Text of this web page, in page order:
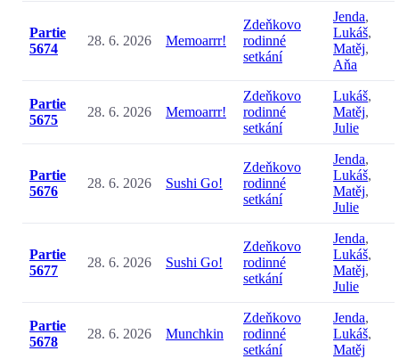
Partie
5674
28. 6. 2026 Memoarrr!
Zdeňkovo
rodinné
setkání
Jenda,
Lukáš,
Matěj,
Aňa
Partie
5675
28. 6. 2026 Memoarrr!
Zdeňkovo
rodinné
setkání
Lukáš,
Matěj,
Julie
Partie
5676
28. 6. 2026 Sushi Go!
Zdeňkovo
rodinné
setkání
Jenda,
Lukáš,
Matěj,
Julie
Partie
5677
28. 6. 2026 Sushi Go!
Zdeňkovo
rodinné
setkání
Jenda,
Lukáš,
Matěj,
Julie
Partie
5678
28. 6. 2026 Munchkin
Zdeňkovo
rodinné
setkání
Jenda,
Lukáš,
Matěj